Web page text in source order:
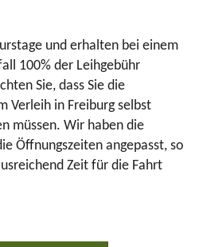
und erhalten bei einem
100% der Leihgebühr
Sie, dass Sie die
Verleih in Freiburg selbst
müssen. Wir haben die
Öffnungszeiten angepasst, so
Zeit für die Fahrt